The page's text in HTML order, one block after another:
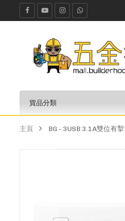
貨品分類
主頁 BG - 3USB 3.1A雙位有